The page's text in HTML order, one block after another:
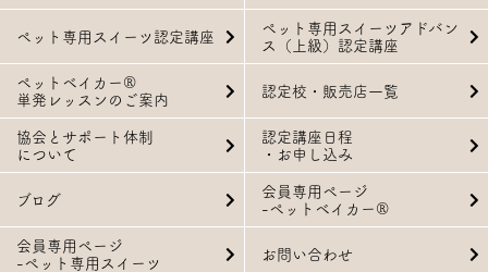
ペット専用スイーツ認定講座
ペット専用スイーツアドバン
ス（上級）認定講座
ペットベイカー®
単発レッスンのご案内
認定校・販売店一覧
協会とサポート体制
について
認定講座日程
・お申し込み
ブログ
会員専用ページ
-ペットベイカー®
会員専用ページ
-ペット専用スイーツ
お問い合わせ